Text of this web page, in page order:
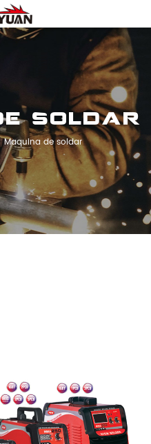
soldar
Maquina de soldar